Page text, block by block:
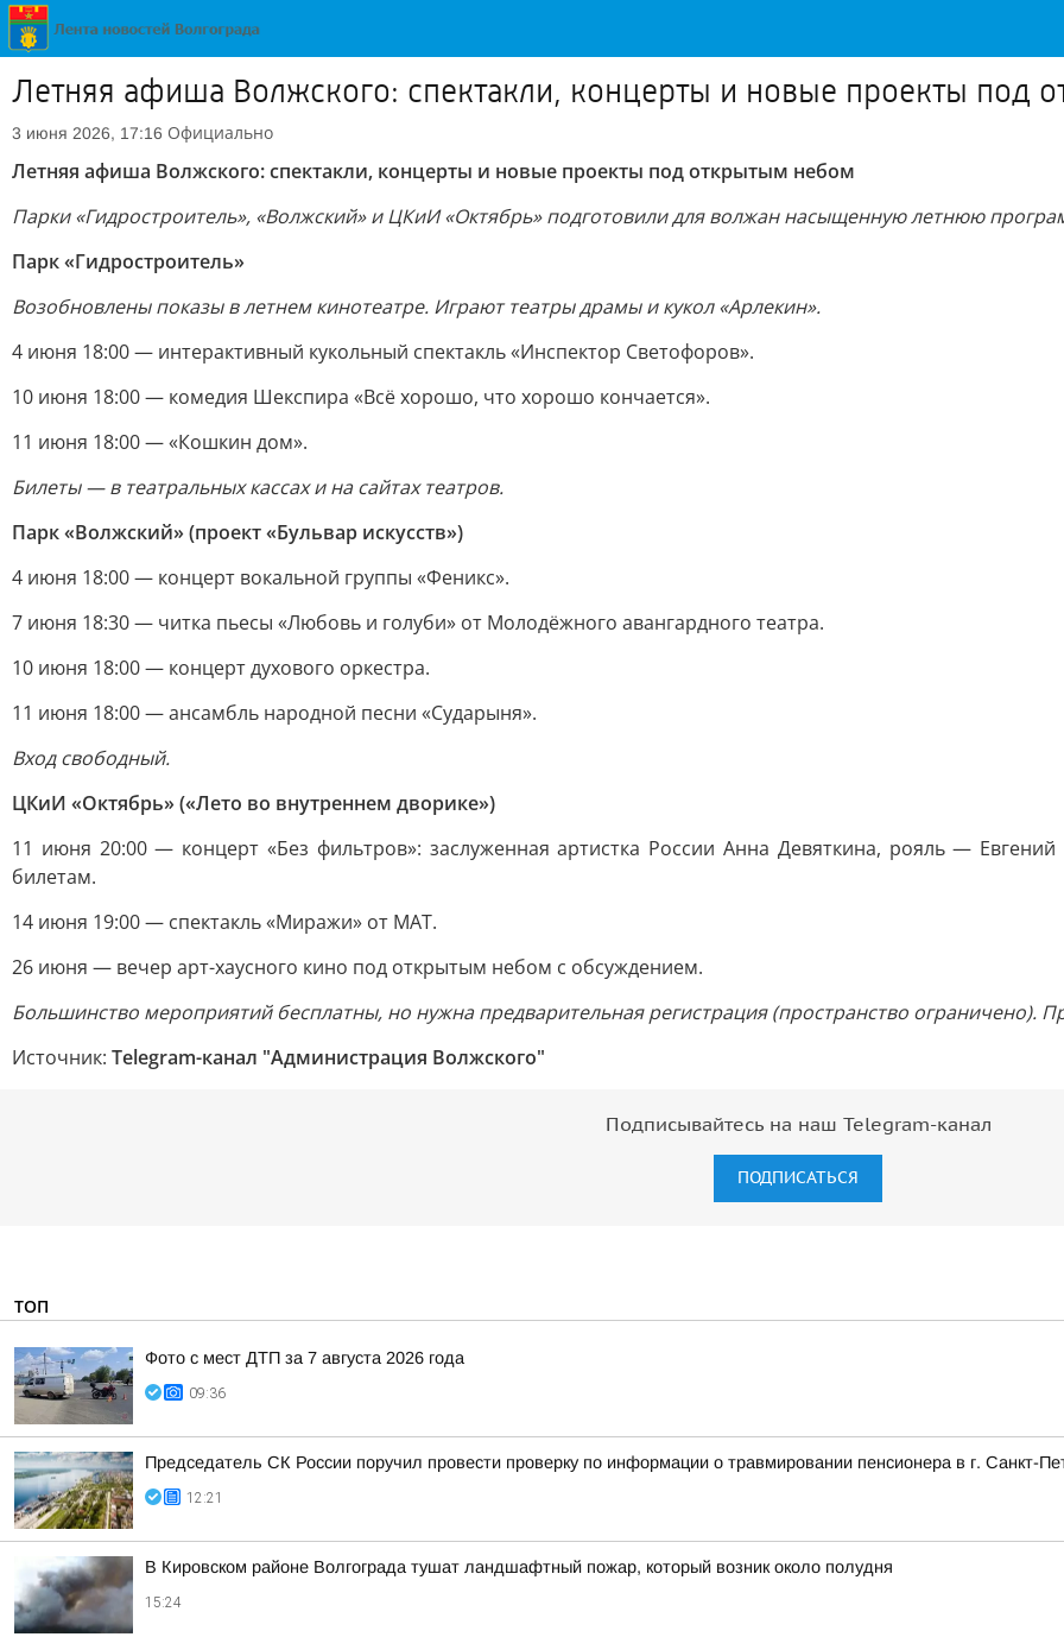
Летняя афиша Волжского: спектакли, концерты и новые проекты под
3 июня 2026, 17:16 Официально
Летняя афиша Волжского: спектакли, концерты и новые проекты под открытым небом
Парки «Гидростроитель», «Волжский» и ЦКиИ «Октябрь» подготовили для волжан насыщенную летнюю
Парк «Гидростроитель»
Возобновлены показы в летнем кинотеатре. Играют театры драмы и кукол «Арлекин».
4 июня 18:00 — интерактивный кукольный спектакль «Инспектор Светофоров».
10 июня 18:00 — комедия Шекспира «Всё хорошо, что хорошо кончается».
11 июня 18:00 — «Кошкин дом».
Билеты — в театральных кассах и на сайтах театров.
Парк «Волжский» (проект «Бульвар искусств»)
4 июня 18:00 — концерт вокальной группы «Феникс».
7 июня 18:30 — читка пьесы «Любовь и голуби» от Молодёжного авангардного театра.
10 июня 18:00 — концерт духового оркестра.
11 июня 18:00 — ансамбль народной песни «Сударыня».
Вход свободный.
ЦКиИ «Октябрь» («Лето во внутреннем дворике»)
11 июня 20:00 — концерт «Без фильтров»: заслуженная артистка России Анна Девяткина, рояль —
билетам.
14 июня 19:00 — спектакль «Миражи» от МАТ.
26 июня — вечер арт-хаусного кино под открытым небом с обсуждением.
Большинство мероприятий бесплатны, но нужна предварительная регистрация (пространство ограничено).
Источник: Telegram-канал "Администрация Волжского"
Подписывайтесь на наш Telegram-канал
ПОДПИСАТЬСЯ
ТОП
Фото с мест ДТП за 7 августа 2026 года
09:36
Председатель СК России поручил провести проверку по информации о травмировании пенсионера в г. Санкт-
12:21
В Кировском районе Волгограда тушат ландшафтный пожар, который возник около полудня
15:24